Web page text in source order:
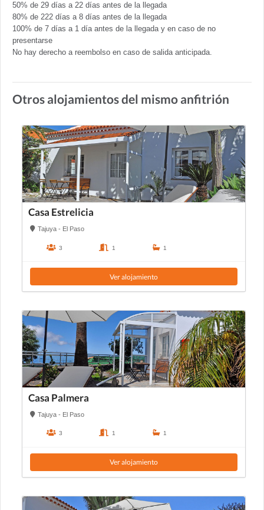
50% de 29 días a 22 días antes de la llegada
80% de 222 días a 8 días antes de la llegada
100% de 7 días a 1 día antes de la llegada y en caso de no
presentarse
No hay derecho a reembolso en caso de salida anticipada.
Otros alojamientos del mismo anfitrión
Casa Estrelicia
Tajuya - El Paso
3 1 1
Ver alojamiento
Casa Palmera
Tajuya - El Paso
3 1 1
Ver alojamiento